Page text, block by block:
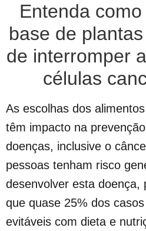
Entenda
base de
de interromper
células
As escolhas dos
têm impacto na
doenças, inclusive o
pessoas tenham risco
desenvolver esta doença,
que quase 25% dos
evitáveis com dieta e